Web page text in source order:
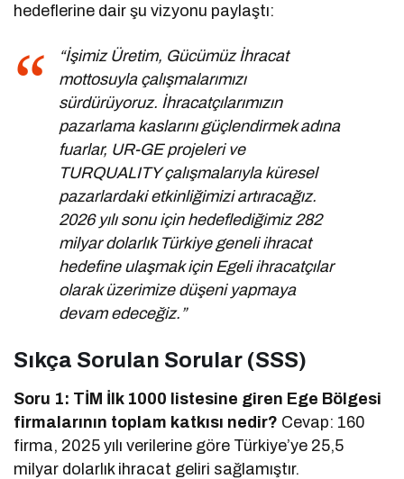
hedeflerine dair şu vizyonu paylaştı:
“İşimiz Üretim, Gücümüz İhracat
mottosuyla çalışmalarımızı
sürdürüyoruz. İhracatçılarımızın
pazarlama kaslarını güçlendirmek adına
fuarlar, UR-GE projeleri ve
TURQUALITY çalışmalarıyla küresel
pazarlardaki etkinliğimizi artıracağız.
2026 yılı sonu için hedeflediğimiz 282
milyar dolarlık Türkiye geneli ihracat
hedefine ulaşmak için Egeli ihracatçılar
olarak üzerimize düşeni yapmaya
devam edeceğiz.”
Sıkça Sorulan Sorular (SSS)
Soru 1: TİM İlk 1000 listesine giren Ege Bölgesi
firmalarının toplam katkısı nedir? Cevap: 160
firma, 2025 yılı verilerine göre Türkiye’ye 25,5
milyar dolarlık ihracat geliri sağlamıştır.